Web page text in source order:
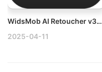
WidsMob AI Retoucher
2025-04-11